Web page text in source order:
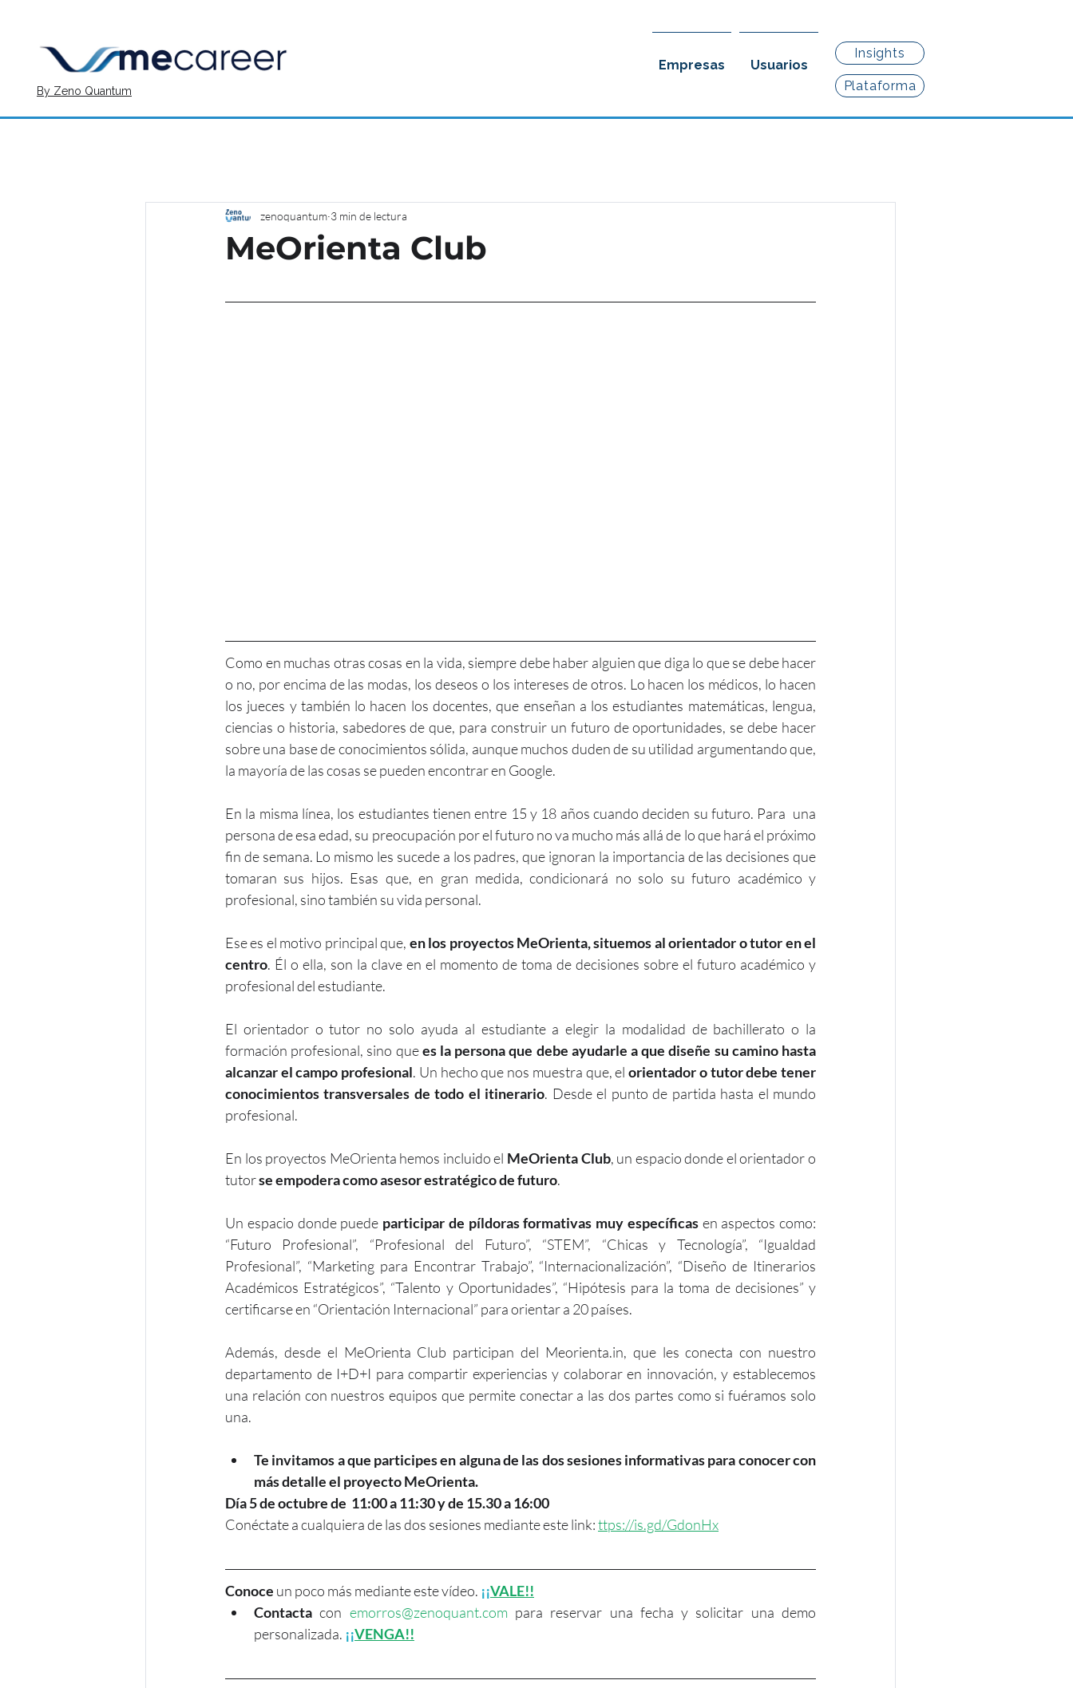
By Zeno Quantum
Empresas Usuarios
Insights
Plataforma
MeOrienta Club
zenoquantum 3 min de lectura
Como en muchas otras cosas en la vida, siempre debe haber alguien que diga lo que se debe hacer
o no, por encima de las modas, los deseos o los intereses de otros. Lo hacen los médicos, lo hacen
los jueces y también lo hacen los docentes, que enseñan a los estudiantes matemáticas, lengua,
ciencias o historia, sabedores de que, para construir un futuro de oportunidades, se debe hacer
sobre una base de conocimientos sólida, aunque muchos duden de su utilidad argumentando que,
la mayoría de las cosas se pueden encontrar en Google.
En la misma línea, los estudiantes tienen entre 15 y 18 años cuando deciden su futuro. Para  una
persona de esa edad, su preocupación por el futuro no va mucho más allá de lo que hará el próximo
fin de semana. Lo mismo les sucede a los padres, que ignoran la importancia de las decisiones que
tomaran sus hijos. Esas que, en gran medida, condicionará no solo su futuro académico y
profesional, sino también su vida personal.
Ese es el motivo principal que, en los proyectos MeOrienta, situemos al orientador o tutor en el
centro. Él o ella, son la clave en el momento de toma de decisiones sobre el futuro académico y
profesional del estudiante.
El orientador o tutor no solo ayuda al estudiante a elegir la modalidad de bachillerato o la
formación profesional, sino que es la persona que debe ayudarle a que diseñe su camino hasta
alcanzar el campo profesional. Un hecho que nos muestra que, el orientador o tutor debe tener
conocimientos transversales de todo el itinerario. Desde el punto de partida hasta el mundo
profesional.
En los proyectos MeOrienta hemos incluido el MeOrienta Club, un espacio donde el orientador o
tutor se empodera como asesor estratégico de futuro.
Un espacio donde puede participar de píldoras formativas muy específicas en aspectos como:
“Futuro Profesional”, “Profesional del Futuro”, “STEM”, “Chicas y Tecnología”, “Igualdad
Profesional”, “Marketing para Encontrar Trabajo”, “Internacionalización”, “Diseño de Itinerarios
Académicos Estratégicos”, “Talento y Oportunidades”, “Hipótesis para la toma de decisiones” y
certificarse en “Orientación Internacional” para orientar a 20 países.
Además, desde el MeOrienta Club participan del Meorienta.in, que les conecta con nuestro
departamento de I+D+I para compartir experiencias y colaborar en innovación, y establecemos
una relación con nuestros equipos que permite conectar a las dos partes como si fuéramos solo
una.
Te invitamos a que participes en alguna de las dos sesiones informativas para conocer con
más detalle el proyecto MeOrienta.
Día 5 de octubre de  11:00 a 11:30 y de 15.30 a 16:00
Conéctate a cualquiera de las dos sesiones mediante este link: ttps://is.gd/GdonHx
Conoce un poco más mediante este vídeo. ¡¡VALE!!
Contacta con emorros@zenoquant.com para reservar una fecha y solicitar una demo
personalizada. ¡¡VENGA!!